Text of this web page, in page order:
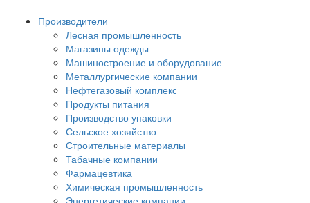
Производители
Лесная промышленность
Магазины одежды
Машиностроение и оборудование
Металлургические компании
Нефтегазовый комплекс
Продукты питания
Производство упаковки
Сельское хозяйство
Строительные материалы
Табачные компании
Фармацевтика
Химическая промышленность
Энергетические компании